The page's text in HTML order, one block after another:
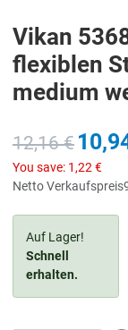
Vikan
flexiblen
medium
12,16 €
You save: 1,22 €
Netto Verkaufspreis
Auf Lager!
Schnell
erhalten.